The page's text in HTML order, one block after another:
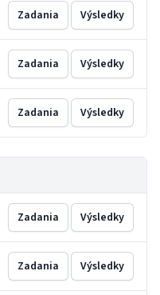
Zadania Výsledky
Zadania Výsledky
Zadania Výsledky
Zadania Výsledky
Zadania Výsledky